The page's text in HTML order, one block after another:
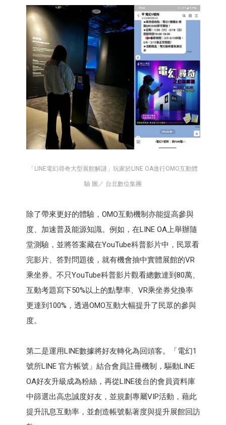
「LINE電幻尋奇大型展館解謎」玩家於LINE OA進行OMO互動體
驗 圖／ 台北數位集團
除了帶來更好的體驗，OMO互動機制亦能提高參與
度、加速普及能源知識。例如，在LINE OA上舉辦隨
堂測驗，並將答案藏在YouTube科普影片中，民眾看
完影片、答對問題後，就有機會抽中實體展館的VR
乘坐券。不只YouTube科普影片觀看總數達到80萬、
互動考題寫下50%以上的點擊率、VR乘坐券兌換率
更達到100%，透過OMO互動大幅提升了民眾的參與
度。
第二是運用LINE數據將好友轉化為回頭客。「電幻1
號所LINE 官方帳號」結合會員註冊機制，驅動LINE
OA好友升級成為粉絲，再從LINE後台的會員資料庫
中篩選出高忠誠度好友，並規劃專屬VIP活動，藉此
提升訊息互動率，並創造帳號黏著度與提升展館回訪